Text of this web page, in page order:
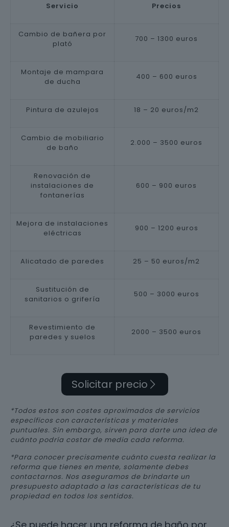
Servicio Precios
Cambio de bañera por
plató
700 – 1300 euros
Montaje de mampara
de ducha
400 – 600 euros
Pintura de azulejos 18 – 20 euros/m2
Cambio de mobiliario
de baño
2.000 – 3500 euros
Renovación de
instalaciones de
fontanerías
600 – 900 euros
Mejora de instalaciones
eléctricas
900 – 1200 euros
Alicatado de paredes 25 – 50 euros/m2
Sustitución de
sanitarios o grifería
500 – 3000 euros
Revestimiento de
paredes y suelos
2000 – 3500 euros
Solicitar precio
*Todos estos son costes aproximados de servicios
específicos con características y materiales
puntuales. Sin embargo, sirven para darte una idea de
cuánto podría costar de media cada reforma.
*Para conocer precisamente cuánto cuesta realizar la
reforma que tienes en mente, solamente debes
contactarnos. Nos aseguramos de brindarte un
presupuesto adaptado a las características de tu
propiedad en todos los sentidos.